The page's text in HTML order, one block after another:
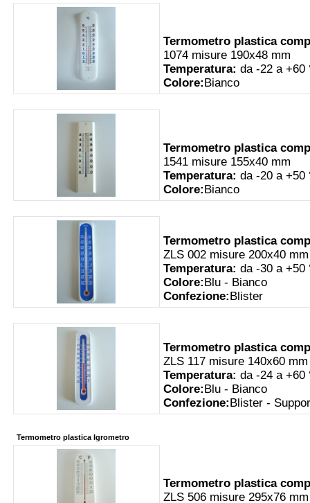
Termometro plastica
1074 misure 190x48 mm
Temperatura: da -22 a +60
Colore:Bianco
Termometro plastica
1541 misure 155x40 mm
Temperatura: da -20 a +50
Colore:Bianco
Termometro plastica
ZLS 002 misure 200x40 mm
Temperatura: da -30 a +50
Colore:Blu - Bianco
Confezione:Blister
Termometro plastica
ZLS 117 misure 140x60 mm
Temperatura: da -24 a +60
Colore:Blu - Bianco
Confezione:Blister -
Termometro plastica Igrometro
Termometro plastica
ZLS 506 misure 295x76 mm